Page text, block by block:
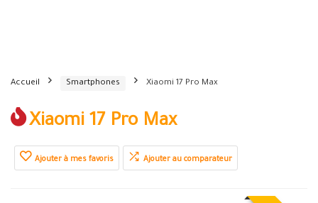
Accueil Smartphones Xiaomi 17 Pro Max
Xiaomi 17 Pro Max
Ajouter à mes favoris Ajouter au comparateur